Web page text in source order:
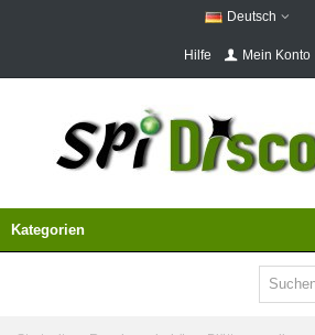
Deutsch
Hilfe Mein Konto
Kategorien